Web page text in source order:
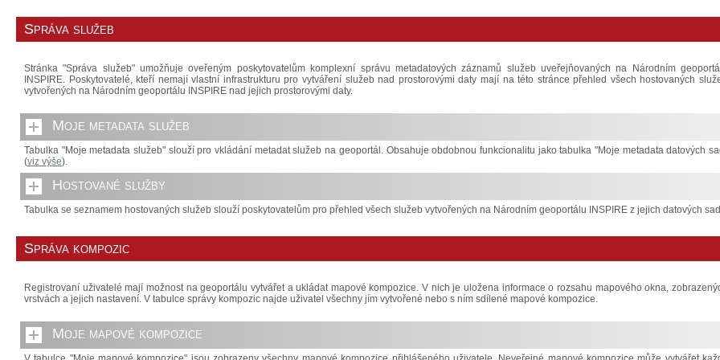
Správa služeb
Stránka "Správa služeb" umožňuje oveřeným poskytovatelům komplexní správu metadatových záznamů služeb uveřejňovaných na Národním
INSPIRE. Poskytovatelé, kteří nemají vlastní infrastrukturu pro vytváření služeb nad prostorovými daty mají na této stránce přehled všech hostovaných
vytvořených na Národním geoportálu INSPIRE nad jejich prostorovými daty.
Moje metadata služeb
Tabulka "Moje metadata služeb" slouží pro vkládání metadat služeb na geoportál. Obsahuje obdobnou funkcionalitu jako tabulka "Moje metadata datových
(viz výše).
Hostované služby
Tabulka se seznamem hostovaných služeb slouží poskytovatelům pro přehled všech služeb vytvořených na Národním geoportálu INSPIRE z jejich datových
Správa kompozic
Registrovaní uživatelé mají možnost na geoportálu vytvářet a ukládat mapové kompozice. V nich je uložena informace o rozsahu mapového okna,
vrstvách a jejich nastavení. V tabulce správy kompozic najde uživatel všechny jím vytvořené nebo s ním sdílené mapové kompozice.
Moje mapové kompozice